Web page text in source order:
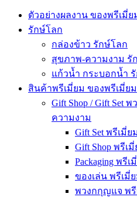
ตัวอย่างผลงาน ของพรีเมี่
รักษ์โลก
กล่องข้าว รักษ์โลก
สุขภาพ-ความงาม รั
แก้วน้ำ กระบอกน้ำ
สินค้าพรีเมี่ยม ของพรีเมี่ยม
Gift Shop / Gift Set
ความงาม
Gift Set พรีเมี่
Gift Shop พรีเ
Packaging พรี
ของเล่น พรีเมี่
พวงกกุญแจ พรี